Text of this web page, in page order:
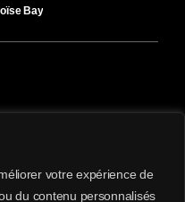
votre expérience de
du contenu personnalisés
Bay